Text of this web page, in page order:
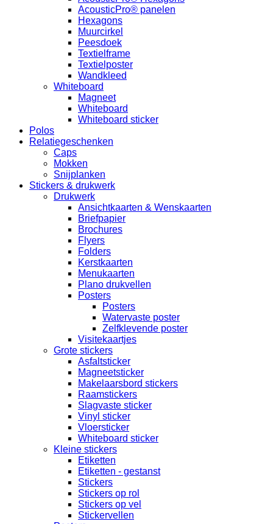
AcousticPro® panelen
Hexagons
Muurcirkel
Peesdoek
Textielframe
Textielposter
Wandkleed
Whiteboard
Magneet
Whiteboard
Whiteboard sticker
Polos
Relatiegeschenken
Caps
Mokken
Snijplanken
Stickers & drukwerk
Drukwerk
Ansichtkaarten & Wenskaarten
Briefpapier
Brochures
Flyers
Folders
Kerstkaarten
Menukaarten
Plano drukvellen
Posters
Posters
Watervaste poster
Zelfklevende poster
Visitekaartjes
Grote stickers
Asfaltsticker
Magneetsticker
Makelaarsbord stickers
Raamstickers
Slagvaste sticker
Vinyl sticker
Vloersticker
Whiteboard sticker
Kleine stickers
Etiketten
Etiketten - gestanst
Stickers
Stickers op rol
Stickers op vel
Stickervellen